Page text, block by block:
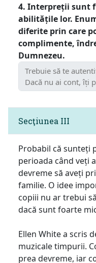
4. Interpreții sunt
abilitățile lor.
diferite prin care
complimente,
Dumnezeu.
Secţiunea III
Probabil că sunteți
perioada când veți
devreme să aveți
familie. O idee
copiii nu ar trebui
dacă sunt foarte
Ellen White a scris
muzicale timpurii.
prea devreme, iar